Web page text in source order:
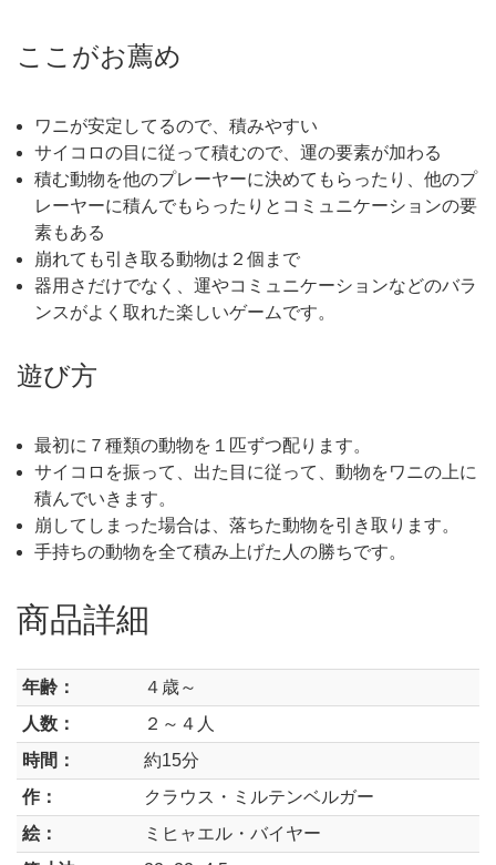
ここがお薦め
ワニが安定してるので、積みやすい
サイコロの目に従って積むので、運の要素が加わる
積む動物を他のプレーヤーに決めてもらったり、他のプ
レーヤーに積んでもらったりとコミュニケーションの要
素もある
崩れても引き取る動物は２個まで
器用さだけでなく、運やコミュニケーションなどのバラ
ンスがよく取れた楽しいゲームです。
遊び方
最初に７種類の動物を１匹ずつ配ります。
サイコロを振って、出た目に従って、動物をワニの上に
積んでいきます。
崩してしまった場合は、落ちた動物を引き取ります。
手持ちの動物を全て積み上げた人の勝ちです。
商品詳細
年齢：
４歳～
人数：
２～４人
時間：
約15分
作：
クラウス・ミルテンベルガー
絵：
ミヒャエル・バイヤー